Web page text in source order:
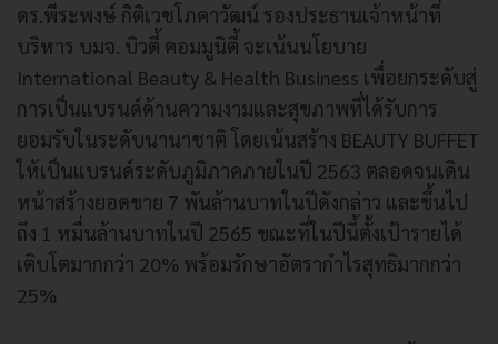
ดร.พีระพงษ์ กิติเวชโภคาวัฒน์ รองประธานเจ้าหน้าที่
บริหาร บมจ. บิวตี้ คอมมูนิตี้ จะเน้นนโยบาย
International Beauty & Health Business เพื่อยกระดับสู่
การเป็นแบรนด์ด้านความงามและสุขภาพที่ได้รับการ
ยอมรับในระดับนานาชาติ โดยเน้นสร้าง BEAUTY BUFFET
ให้เป็นแบรนด์ระดับภูมิภาคภายในปี 2563 ตลอดจนเดิน
หน้าสร้างยอดขาย 7 พันล้านบาทในปีดังกล่าว และขึ้นไป
ถึง 1 หมื่นล้านบาทในปี 2565 ขณะที่ในปีนี้ตั้งเป้ารายได้
เติบโตมากกว่า 20% พร้อมรักษาอัตรากำไรสุทธิมากกว่า
25%